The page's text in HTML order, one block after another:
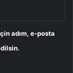
adım, e-posta